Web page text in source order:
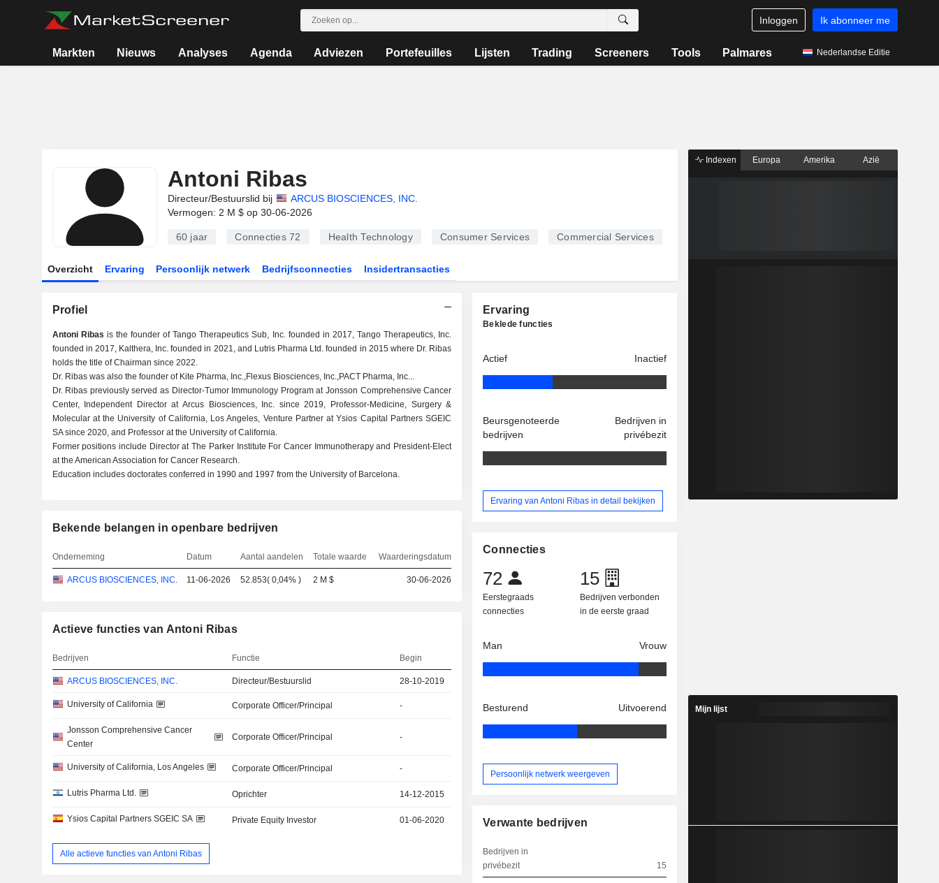
Inloggen Ik abonneer me
Markten Nieuws Analyses Agenda Adviezen Portefeuilles Lijsten Trading Screeners Tools Palmares Nederlandse Editie
Antoni Ribas
Directeur/Bestuurslid bij
ARCUS BIOSCIENCES, INC.
Vermogen: 2 M $ op 30-06-2026
60 jaar Connecties 72 Health Technology Consumer Services Commercial Services
Overzicht Ervaring Persoonlijk netwerk Bedrijfsconnecties Insidertransacties
Profiel
Antoni Ribas is the founder of Tango Therapeutics Sub, Inc. founded in 2017, Tango Therapeutics, Inc.
founded in 2017, Kalthera, Inc. founded in 2021, and Lutris Pharma Ltd. founded in 2015 where Dr. Ribas
holds the title of Chairman since 2022.
Dr. Ribas was also the founder of Kite Pharma, Inc.,Flexus Biosciences, Inc.,PACT Pharma, Inc...
Dr. Ribas previously served as Director-Tumor Immunology Program at Jonsson Comprehensive Cancer
Center, Independent Director at Arcus Biosciences, Inc. since 2019, Professor-Medicine, Surgery &
Molecular at the University of California, Los Angeles, Venture Partner at Ysios Capital Partners SGEIC
SA since 2020, and Professor at the University of California.
Former positions include Director at The Parker Institute For Cancer Immunotherapy and President-Elect
at the American Association for Cancer Research.
Education includes doctorates conferred in 1990 and 1997 from the University of Barcelona.
Bekende belangen in openbare bedrijven
Onderneming Datum Aantal aandelen Totale waarde Waarderingsdatum
ARCUS BIOSCIENCES, INC. 11-06-2026 52.853(0,04% ) 2 M $ 30-06-2026
Actieve functies van Antoni Ribas
Bedrijven Functie Begin
ARCUS BIOSCIENCES, INC. Directeur/Bestuurslid 28-10-2019
University of California Corporate Officer/Principal -
Jonsson Comprehensive Cancer
Center
Corporate Officer/Principal -
University of California, Los Angeles Corporate Officer/Principal -
Lutris Pharma Ltd. Oprichter 14-12-2015
Ysios Capital Partners SGEIC SA Private Equity Investor 01-06-2020
Alle actieve functies van Antoni Ribas
Ervaring
Beklede functies
Actief Inactief
Beursgenoteerde
bedrijven
Bedrijven in
privébezit
Ervaring van Antoni Ribas in detail bekijken
Connecties
72
Eerstegraads
connecties
15
Bedrijven verbonden
in de eerste graad
Man Vrouw
Besturend Uitvoerend
Persoonlijk netwerk weergeven
Verwante bedrijven
Bedrijven in
privébezit
15
Indexen Europa Amerika Azië
Mijn lijst